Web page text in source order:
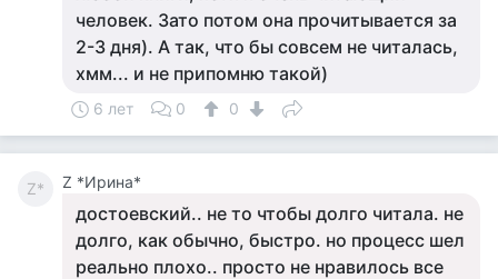
человек. Зато потом она прочитывается за
2-3 дня). А так, что бы совсем не читалась,
хмм... и не припомню такой)
6 лет 0 0
Z* Z *Ирина*
достоевский.. не то чтобы долго читала. не
долго, как обычно, быстро. но процесс шел
реально плохо.. просто не нравилось все